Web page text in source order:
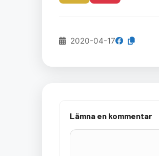
2020-04-17
Lämna en kommentar
Kommentar